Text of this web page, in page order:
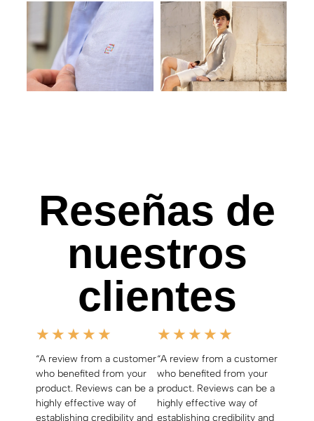
Reseñas de
nuestros
clientes
★ ★ ★ ★ ★
“A review from a customer
who benefited from your
product. Reviews can be a
highly effective way of
establishing credibility and
★ ★ ★ ★ ★
“A review from a customer
who benefited from your
product. Reviews can be a
highly effective way of
establishing credibility and